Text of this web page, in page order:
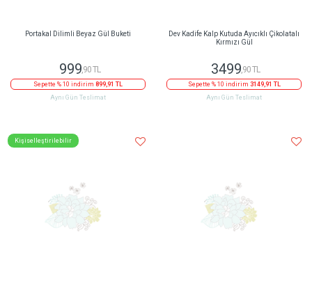
Portakal Dilimli Beyaz Gül Buketi
999,90 TL
Sepette % 10 indirim899,91 TL
Aynı Gün Teslimat
Dev Kadife Kalp Kutuda Ayıcıklı Çikolatalı
Kırmızı Gül
3499,90 TL
Sepette % 10 indirim3149,91 TL
Aynı Gün Teslimat
Kişiselleştirilebilir